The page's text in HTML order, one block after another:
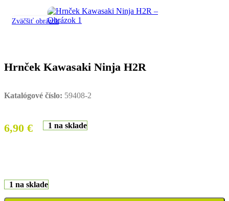
Zväčšiť obrázok
Hrnček Kawasaki Ninja H2R
Katalógové číslo: 59408-2
6,90 € 1 na sklade
1 na sklade